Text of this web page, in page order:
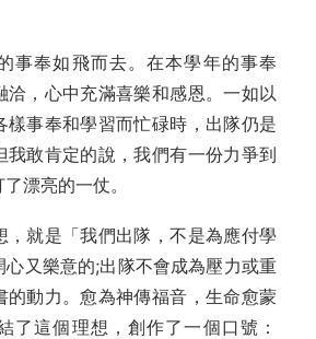
事奉如飛而去。在本學年的事奉
洽，心中充滿喜樂和感恩。一如以
樣事奉和學習而忙碌時，出隊仍是
我敢肯定的說，我們有一份力爭到
漂亮的一仗。
，就是「我們出隊，不是為應付學
心又樂意的;出隊不會成為壓力或重
的動力。愈為神傳福音，生命愈蒙
了這個理想，創作了一個口號：